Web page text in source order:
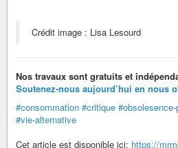
Crédit image : Lisa Lesourd
Nos travaux sont gratuits et
Soutenez-nous aujourd’hui en nous
#consommation #critique
#vie-alternative
Cet article est disponible ici: https://